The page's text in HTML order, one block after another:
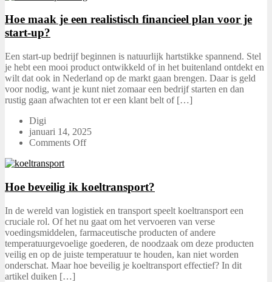
Hoe maak je een realistisch financieel plan voor je
start-up?
Een start-up bedrijf beginnen is natuurlijk hartstikke spannend. Stel
je hebt een mooi product ontwikkeld of in het buitenland ontdekt en
wilt dat ook in Nederland op de markt gaan brengen. Daar is geld
voor nodig, want je kunt niet zomaar een bedrijf starten en dan
rustig gaan afwachten tot er een klant belt of […]
Digi
januari 14, 2025
Comments Off
Hoe beveilig ik koeltransport?
In de wereld van logistiek en transport speelt koeltransport een
cruciale rol. Of het nu gaat om het vervoeren van verse
voedingsmiddelen, farmaceutische producten of andere
temperatuurgevoelige goederen, de noodzaak om deze producten
veilig en op de juiste temperatuur te houden, kan niet worden
onderschat. Maar hoe beveilig je koeltransport effectief? In dit
artikel duiken […]